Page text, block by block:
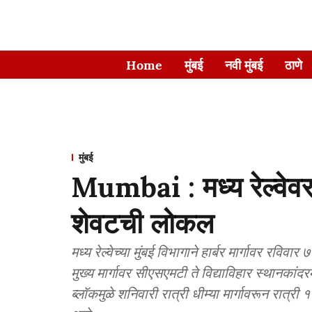
Home मुंबई नवी मुंबई ठाणे
मुंबई
Mumbai : मध्य
शेवटची लोकल
मध्य रेल्वेच्या मुंबई विभागाने हार्बर मार्गावर
मुख्य मार्गावर सीएसएमटी ते विद्याविहार
ब्लॉकमुळे शनिवारी रात्री धीम्या मार्गावरून